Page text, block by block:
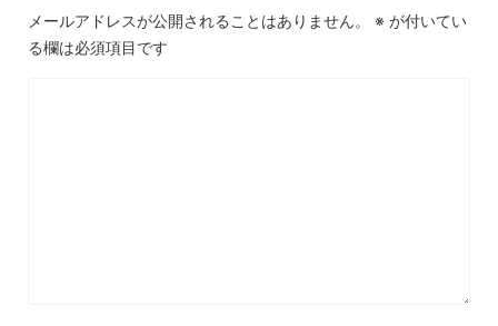
メールアドレスが公開されることはありません。 ※ が付いてい
る欄は必須項目です